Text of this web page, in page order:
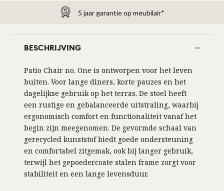
30 dagen retourrecht
BESCHRIJVING
Patio Chair no. One is ontworpen voor het leven
buiten. Voor lange diners, korte pauzes en het
dagelijkse gebruik op het terras. De stoel heeft
een rustige en gebalanceerde uitstraling, waarbij
ergonomisch comfort en functionaliteit vanaf het
begin zijn meegenomen. De gevormde schaal van
gerecycled kunststof biedt goede ondersteuning
en comfortabel zitgemak, ook bij langer gebruik,
terwijl het gepoedercoate stalen frame zorgt voor
stabiliteit en een lange levensduur.